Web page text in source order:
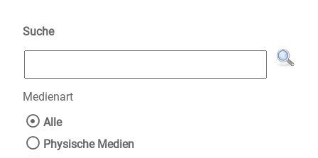
Suche
Medienart
Wählen Sie die Medienart nach der Sie
Alle
Physische Medien